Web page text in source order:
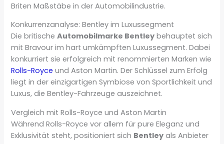
Briten Maßstäbe in der Automobilindustrie.
Konkurrenzanalyse: Bentley im Luxussegment
Die britischeAutomobilmarke Bentley behauptet sich
mit Bravour im hart umkämpften Luxussegment. Dabei
konkurriert sie erfolgreich mit renommierten Marken wie
Rolls-Royce und Aston Martin. Der Schlüssel zum Erfolg
liegt in der einzigartigen Symbiose von Sportlichkeit und
Luxus, die Bentley-Fahrzeuge auszeichnet.
Vergleich mit Rolls-Royce und Aston Martin
Während Rolls-Royce vor allem für pure Eleganz und
Exklusivität steht, positioniert sich Bentley als Anbieter